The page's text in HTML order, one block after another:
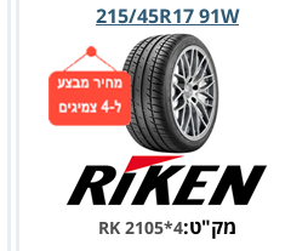
215/45R17 91W
מק"ט:RK 2105*4